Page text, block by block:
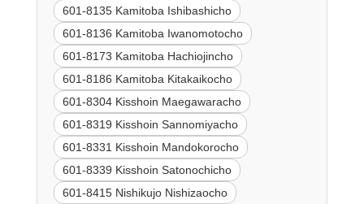
601-8135 Kamitoba Ishibashicho
601-8136 Kamitoba Iwanomotocho
601-8173 Kamitoba Hachiojincho
601-8186 Kamitoba Kitakaikocho
601-8304 Kisshoin Maegawaracho
601-8319 Kisshoin Sannomiyacho
601-8331 Kisshoin Mandokorocho
601-8339 Kisshoin Satonochicho
601-8415 Nishikujo Nishizaocho